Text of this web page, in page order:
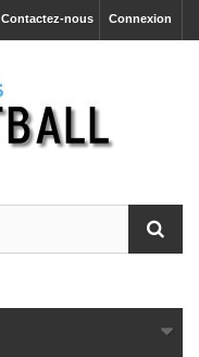
Connexion
Contactez-nous